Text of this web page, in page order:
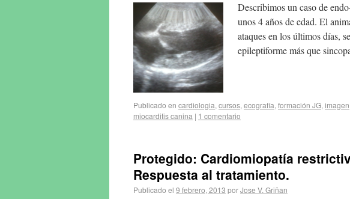
Describimos un caso de
unos 4 años de edad. El
ataques en los últimos días,
epileptiforme más que
Publicado en cardiologia, cursos, ecografía, formación JG, imagen
miocarditis canina | 1 comentario
Protegido: Cardiomiopatía
Respuesta al tratamiento.
Publicado el 9 febrero, 2013 porJose V. Griñan